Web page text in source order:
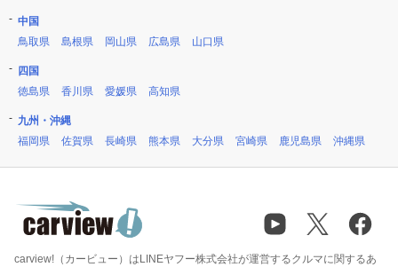
中国
鳥取県
島根県 岡山県 広島県 山口県
四国
徳島県
香川県 愛媛県 高知県
九州・沖縄
福岡県
佐賀県 長崎県 熊本県 大分県 宮崎県 鹿児島県 沖縄県
carview!（カービュー）はLINEヤフー株式会社が運営するクルマに関するあ